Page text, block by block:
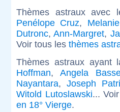
Thèmes astraux
Penélope Cruz,
Dutronc,Ann-Margret,
Voir tous les thèmes
Thèmes astraux
Hoffman,Angela
Nayantara, Joseph
Witold Lutoslawski...
en 18° Vierge.